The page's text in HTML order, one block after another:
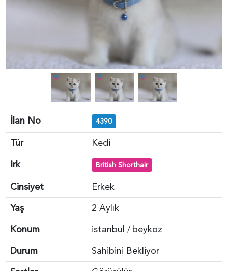
İlan No 4390
Tür
Kedi
Irk
British Shorthair
Cinsiyet
Erkek
Yaş
2 Aylık
Konum
istanbul / beykoz
Durum
Sahibini Bekliyor